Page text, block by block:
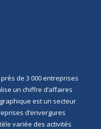
de 3 000 entreprises
un chiffre d’affaires
est un secteur
d’envergures
variée des activités